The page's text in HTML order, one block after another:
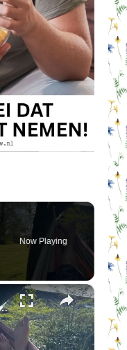
Now Playing
×
en stresskippen